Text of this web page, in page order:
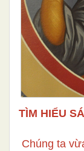
TÌM HIỂU
Chúng ta